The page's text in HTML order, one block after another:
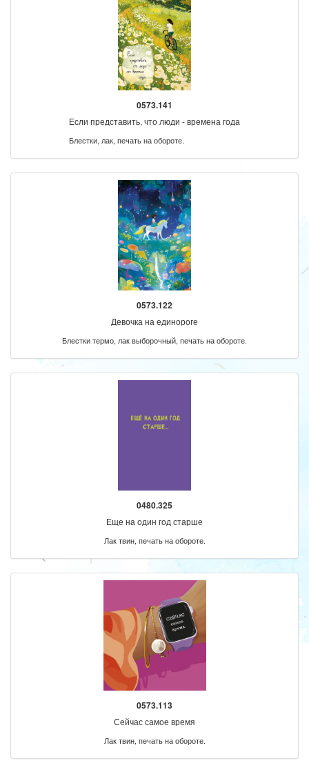
0573.141
Если представить, что люди - времена года
Блестки, лак, печать на обороте.
0573.122
Девочка на единороге
Блестки термо, лак выборочный, печать на обороте.
0480.325
Еще на один год старше
Лак твин, печать на обороте.
0573.113
Сейчас самое время
Лак твин, печать на обороте.